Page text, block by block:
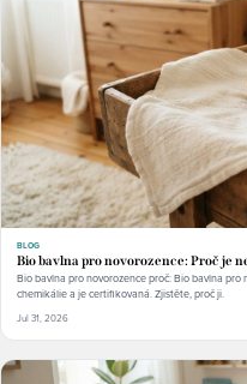
BLOG
Bio bavlna pro novorozence: Proč je
Bio bavlna pro novorozence proč: Bio bavlna
chemikálie a je certifikovaná. Zjistěte, proč ji.
Jul 31, 2026